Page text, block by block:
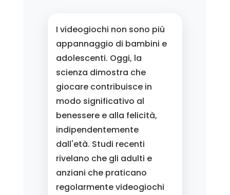
I videogiochi non sono più
appannaggio di bambini e
adolescenti. Oggi, la
scienza dimostra che
giocare contribuisce in
modo significativo al
benessere e alla felicità,
indipendentemente
dall'età. Studi recenti
rivelano che gli adulti e
anziani che praticano
regolarmente videogiochi